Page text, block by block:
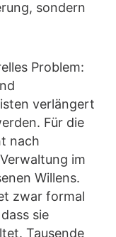
sondern
Problem:
verlängert
Für die
nach
im
Willens.
zwar formal
sie
Tausende